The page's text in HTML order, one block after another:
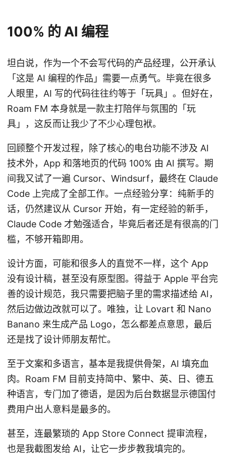
100% 的 AI 编程
坦白说，作为一个不会写代码的产品经理，公开承认
「这是 AI 编程的作品」需要一点勇气。毕竟在很多
人眼里，AI 写的代码往往约等于「玩具」。但好在，
Roam FM 本身就是一款主打陪伴与氛围的「玩
具」，这反而让我少了不少心理包袱。
回顾整个开发过程，除了核心的电台功能不涉及 AI
技术外，App 和落地页的代码 100% 由 AI 撰写。期
间我又试了一遍 Cursor、Windsurf，最终在 Claude
Code 上完成了全部工作。一点经验分享：纯新手的
话，仍然建议从 Cursor 开始，有一定经验的新手，
Claude Code 才勉强适合，毕竟后者还是有很高的门
槛，不够开箱即用。
设计方面，可能和很多人的直觉不一样，这个 App
没有设计稿，甚至没有原型图。得益于 Apple 平台完
善的设计规范，我只需要把脑子里的需求描述给 AI，
然后边做边改就可以了。唯独，让 Lovart 和 Nano
Banano 来生成产品 Logo，怎么都差点意思，最后
还是找了设计师朋友帮忙。
至于文案和多语言，基本是我提供骨架，AI 填充血
肉。Roam FM 目前支持简中、繁中、英、日、德五
种语言，专门加了德语，是因为后台数据显示德国付
费用户出人意料是最多的。
甚至，连最繁琐的 App Store Connect 提审流程，
也是我截图发给 AI，让它一步步教我填完的。